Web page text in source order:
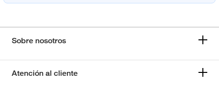
Sobre nosotros
Atención al cliente